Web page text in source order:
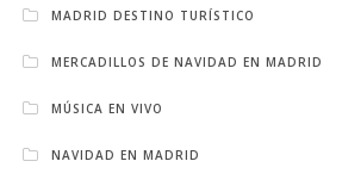
MADRID DESTINO TURÍSTICO
MERCADILLOS DE NAVIDAD EN MADRID
MÚSICA EN VIVO
NAVIDAD EN MADRID